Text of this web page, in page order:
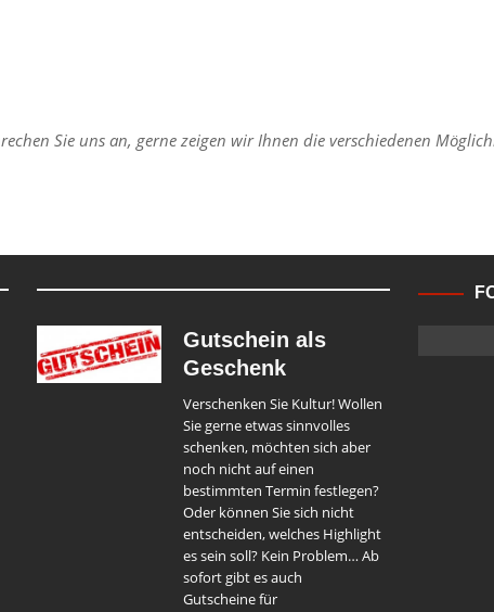
Sie uns an, gerne zeigen wir Ihnen die verschiedenen
Gutschein als
Geschenk
Verschenken Sie Kultur! Wollen
Sie gerne etwas sinnvolles
schenken, möchten sich aber
noch nicht auf einen
bestimmten Termin festlegen?
Oder können Sie sich nicht
entscheiden, welches Highlight
es sein soll? Kein Problem… Ab
sofort gibt es auch
Gutscheine für